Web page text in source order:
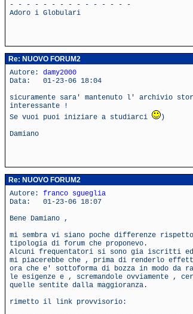
- - - - - - - - - - - - - - -
Adoro i Globulari
Re: NUOVO FORUM2
Autore: damy2000
Data: 01-23-06 18:04
sicuramente sara' mantenuto l' archivio
interessante !
Se vuoi puoi iniziare a studiarci
)
Damiano
Re: NUOVO FORUM2
Autore: franco sgueglia
Data: 01-23-06 18:07
Bene Damiano ,
mi sembra vi siano poche differenze
tipologia di forum che proponevo.
Alcuni frequentatori si sono gia iscritti
mi piacerebbe che , prima di renderlo
ora che e' sottoforma di bozza in modo da
le esigenze e , scremandole ovviamente ,
quelle sentite dalla maggioranza.
rimetto il link provvisorio: